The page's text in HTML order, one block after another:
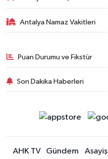
Antalya Namaz Vakitleri
Puan Durumu ve Fikstür
Son Dakika Haberleri
AHK TV Gündem Asayiş